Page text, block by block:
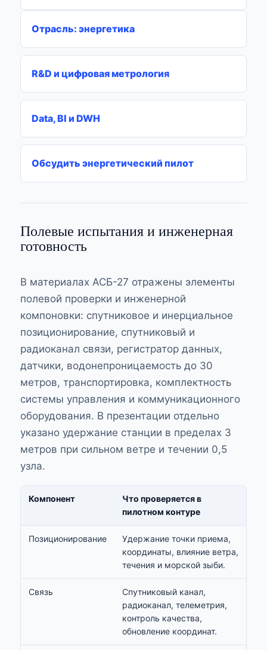
Отрасль: энергетика
R&D и цифровая метрология
Data, BI и DWH
Обсудить энергетический пилот
Полевые испытания и инженерная
готовность
В материалах АСБ-27 отражены элементы
полевой проверки и инженерной
компоновки: спутниковое и инерциальное
позиционирование, спутниковый и
радиоканал связи, регистратор данных,
датчики, водонепроницаемость до 30
метров, транспортировка, комплектность
системы управления и коммуникационного
оборудования. В презентации отдельно
указано удержание станции в пределах 3
метров при сильном ветре и течении 0,5
узла.
Компонент
Что проверяется в
пилотном контуре
Позиционирование
Удержание точки приема,
координаты, влияние ветра,
течения и морской зыби.
Связь
Спутниковый канал,
радиоканал, телеметрия,
контроль качества,
обновление координат.